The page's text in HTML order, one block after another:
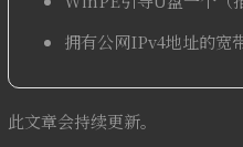
拥有公网IPv4地址的宽
此文章会持续更新。